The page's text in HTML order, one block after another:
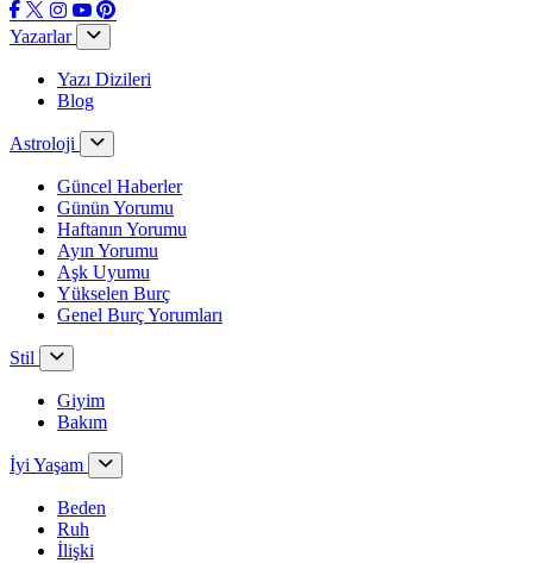
Yazarlar
Yazı Dizileri
Blog
Astroloji
Güncel Haberler
Günün Yorumu
Haftanın Yorumu
Ayın Yorumu
Aşk Uyumu
Yükselen Burç
Genel Burç Yorumları
Stil
Giyim
Bakım
İyi Yaşam
Beden
Ruh
İlişki